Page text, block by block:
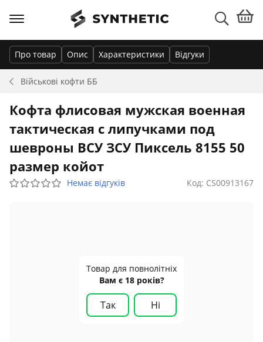
Військові кофти ББ
Про товар Опис Характеристики Відгуки
Кофта флисовая мужская военная
тактическая с липучками под
шевроны ВСУ ЗСУ Пиксель 8155 50
размер койот
Немає відгуків Код: CS00913167
Товар для повнолітніх
Вам є 18 років?
Так Ні